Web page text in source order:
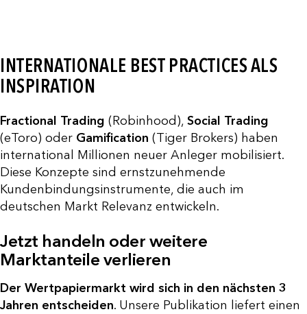
INTERNATIONALE BEST PRACTICES ALS
INSPIRATION
Fractional Trading (Robinhood), Social Trading
(eToro) oder Gamification (Tiger Brokers) haben
international Millionen neuer Anleger mobilisiert.
Diese Konzepte sind ernstzunehmende
Kundenbindungsinstrumente, die auch im
deutschen Markt Relevanz entwickeln.
Jetzt handeln oder weitere
Marktanteile verlieren
Der Wertpapiermarkt wird sich in den nächsten 3
Jahren entscheiden. Unsere Publikation liefert einen